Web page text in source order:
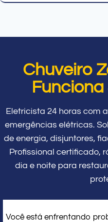
Chuveiro
Eletricista 24 horas com
emergências elétricas.
de energia, disjuntores,
Profissional certificado,
dia e noite para
Você está enfrentando